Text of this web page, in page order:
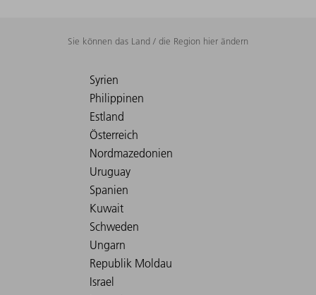
Sie können das Land / die Region hier ändern